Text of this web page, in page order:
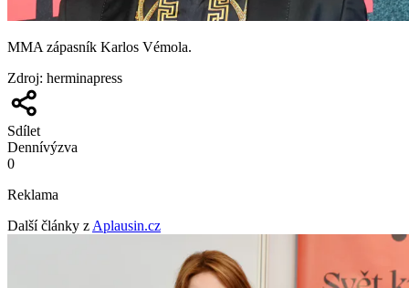
MMA zápasník Karlos Vémola.
Zdroj: herminapress
Sdílet
Dennívýzva
0
Reklama
Další články z Aplausin.cz